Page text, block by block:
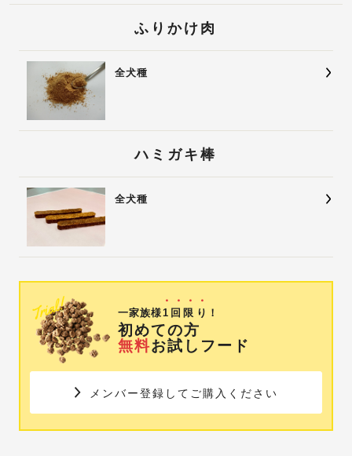
ふりかけ肉
全犬種
ハミガキ棒
全犬種
Trial! 一家族様 1回限り
・・・・
！
初めての方
無料お試しフード
メンバー登録してご購入ください